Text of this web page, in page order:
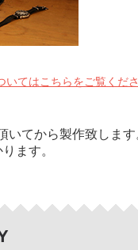
てはこちらをご覧くだ
いてから製作致しま
ます。